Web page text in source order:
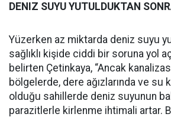
DENIZ SUYU YUTULDUKTAN
Yüzerken az miktarda deniz suyu
sağlıklı kişide ciddi bir soruna yol
belirten Çetinkaya, “Ancak
bölgelerde, dere ağızlarında ve su
olduğu sahillerde deniz suyunun
parazitlerle kirlenme ihtimali artar.